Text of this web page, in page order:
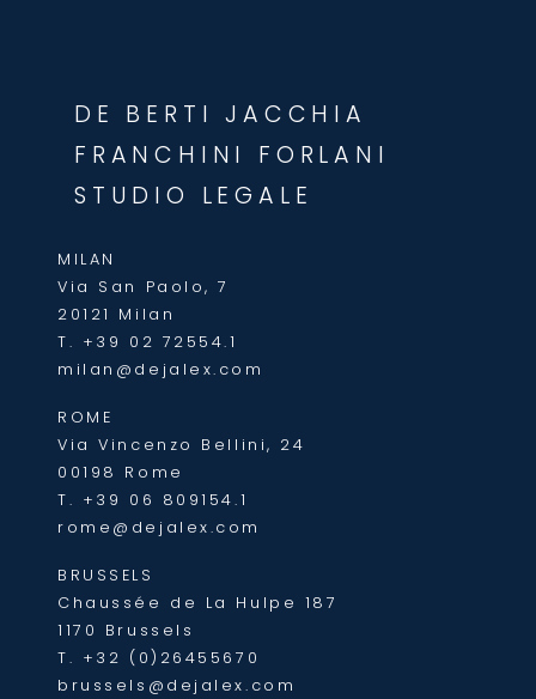
DE BERTI JACCHIA
FRANCHINI FORLANI
STUDIO LEGALE
MILAN
Via San Paolo, 7
20121 Milan
T. +39 02 72554.1
milan@dejalex.com
ROME
Via Vincenzo Bellini, 24
00198 Rome
T. +39 06 809154.1
rome@dejalex.com
BRUSSELS
Chaussée de La Hulpe 187
1170 Brussels
T. +32 (0)26455670
brussels@dejalex.com